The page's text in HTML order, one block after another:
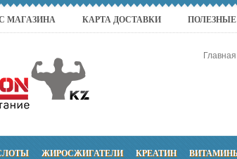
МАГАЗИНА КАРТА ДОСТАВКИ ПОЛЕЗНЫЕ
Главная
ЖИРОСЖИГАТЕЛИ КРЕАТИН